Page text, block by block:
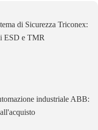
di Sicurezza Triconex:
ESD e TMR
industriale ABB: